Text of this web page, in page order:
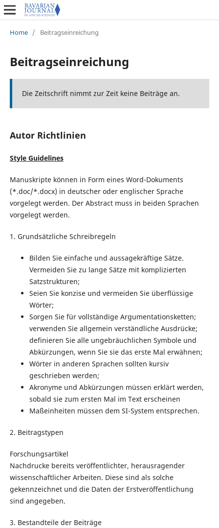
Home / Beitragseinreichung
Beitragseinreichung
Die Zeitschrift nimmt zur Zeit keine Beiträge an.
Autor Richtlinien
Style Guidelines
Manuskripte können in Form eines Word-Dokuments
(*.doc/*.docx) in deutscher oder englischer Sprache
vorgelegt werden. Der Abstract muss in beiden Sprachen
vorgelegt werden.
1. Grundsätzliche Schreibregeln
Bilden Sie einfache und aussagekräftige Sätze.
Vermeiden Sie zu lange Sätze mit komplizierten
Satzstrukturen;
Seien Sie konzise und vermeiden Sie überflüssige
Wörter;
Sorgen Sie für vollständige Argumentationsketten;
verwenden Sie allgemein verständliche Ausdrücke;
definieren Sie alle ungebräuchlichen Symbole und
Abkürzungen, wenn Sie sie das erste Mal erwähnen;
Wörter in anderen Sprachen sollten kursiv
geschrieben werden;
Akronyme und Abkürzungen müssen erklärt werden,
sobald sie zum ersten Mal im Text erscheinen
Maßeinheiten müssen dem SI-System entsprechen.
2. Beitragstypen
Forschungsartikel
Nachdrucke bereits veröffentlichter, herausragender
wissenschaftlicher Arbeiten. Diese sind als solche
gekennzeichnet und die Daten der Erstveröffentlichung
sind angegeben.
3. Bestandteile der Beiträge